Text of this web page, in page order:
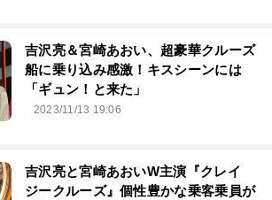
吉沢亮＆宮崎あおい、超豪華クルーズ
船に乗り込み感激！キスシーンには
「ギュン！と来た」
2023/11/13 19:06
吉沢亮と宮崎あおいW主演『クレイ
ジークルーズ』個性豊かな乗客乗員が